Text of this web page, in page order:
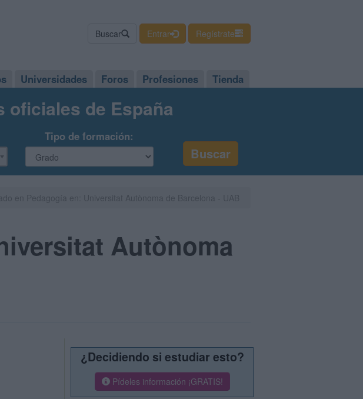
Buscar Entrar Regístrate
Universidades Foros Profesiones Tienda
oficiales de España
Tipo de formación:
Autònoma
¿Decidiendo si estudiar esto?
Pídeles información ¡GRATIS!